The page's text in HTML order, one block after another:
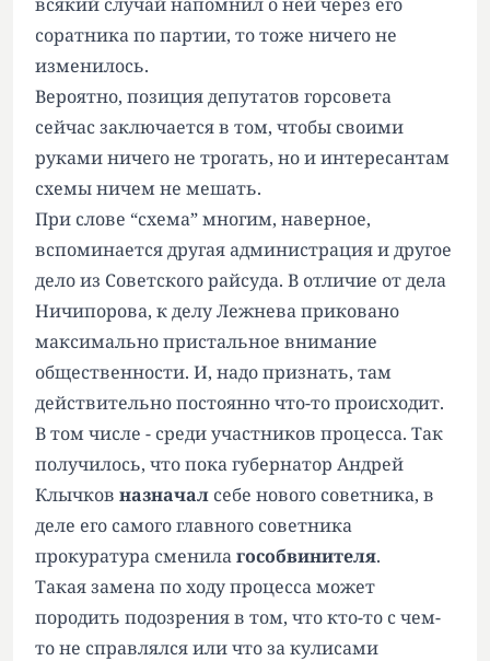
соратника по партии, то тоже ничего не
изменилось.
Вероятно, позиция депутатов горсовета
сейчас заключается в том, чтобы своими
руками ничего не трогать, но и интересантам
схемы ничем не мешать.
При слове “схема” многим, наверное,
вспоминается другая администрация и другое
дело из Советского райсуда. В отличие от дела
Ничипорова, к делу Лежнева приковано
максимально пристальное внимание
общественности. И, надо признать, там
действительно постоянно что-то происходит.
В том числе - среди участников процесса. Так
получилось, что пока губернатор Андрей
Клычков назначал себе нового советника, в
деле его самого главного советника
прокуратура сменилагособвинителя.
Такая замена по ходу процесса может
породить подозрения в том, что кто-то с чем-
то не справлялся или что за кулисами